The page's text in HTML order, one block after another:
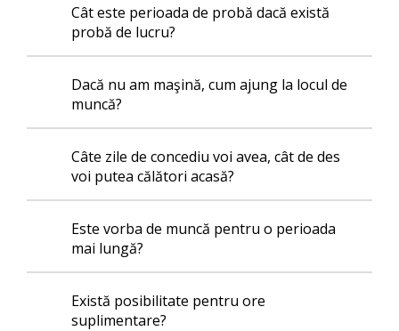
Cât este perioada de probă dacă există
probă de lucru?
Dacă nu am maşină, cum ajung la locul de
muncă?
Câte zile de concediu voi avea, cât de des
voi putea călători acasă?
Este vorba de muncă pentru o perioada
mai lungă?
Există posibilitate pentru ore
suplimentare?